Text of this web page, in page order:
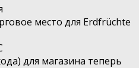
место для Erdfrüchte
для магазина теперь